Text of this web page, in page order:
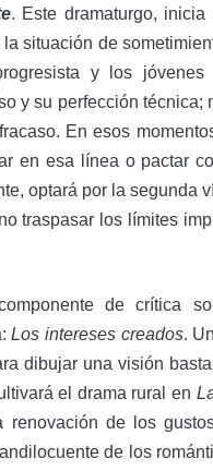
. Este dramaturgo, inicia
situación de
y los jóvenes
y su perfección técnica;
En esos
en esa línea o pactar
optará por la segunda
traspasar los límites
de crítica
Los intereses creados.
dibujar una visión
el drama rural en
de los
de los